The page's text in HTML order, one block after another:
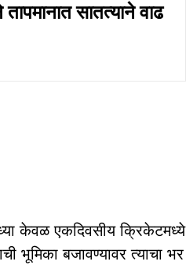
सातत्याने वाढ
केवळ एकदिवसीय क्रिकेटमध्ये
भूमिका बजावण्यावर त्याचा भर